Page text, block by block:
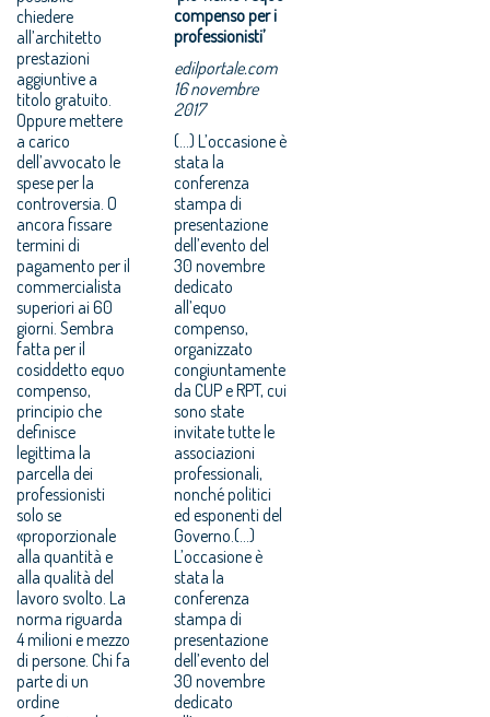
chiedere
all’architetto
prestazioni
aggiuntive a
titolo gratuito.
Oppure mettere
a carico
dell’avvocato le
spese per la
controversia. O
ancora fissare
termini di
pagamento per il
commercialista
superiori ai 60
giorni. Sembra
fatta per il
cosiddetto equo
compenso,
principio che
definisce
legittima la
parcella dei
professionisti
solo se
«proporzionale
alla quantità e
alla qualità del
lavoro svolto. La
norma riguarda
4 milioni e mezzo
di persone. Chi fa
parte di un
ordine
compenso per i
professionisti’
edilportale.com
16 novembre
2017
(...) L’occasione è
stata la
conferenza
stampa di
presentazione
dell’evento del
30 novembre
dedicato
all’equo
compenso,
organizzato
congiuntamente
da CUP e RPT, cui
sono state
invitate tutte le
associazioni
professionali,
nonché politici
ed esponenti del
Governo.(...)
L’occasione è
stata la
conferenza
stampa di
presentazione
dell’evento del
30 novembre
dedicato